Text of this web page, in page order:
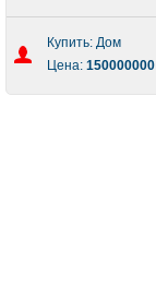
Купить: Дом
Цена: 150000000